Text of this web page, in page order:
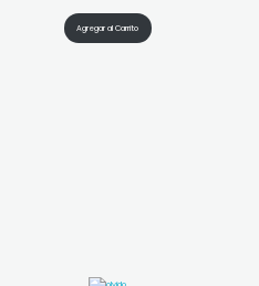
Agregar al Carrito